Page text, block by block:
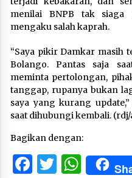
menilai BNPB tak siaga
mengaku salah kaprah.
“Saya pikir Damkar masih
Bolango. Pantas saja
meminta pertolongan,
tanggap, rupanya bukan
saya yang kurang
saat dihubungi kembali.
Bagikan dengan:
Facebook
Twitter